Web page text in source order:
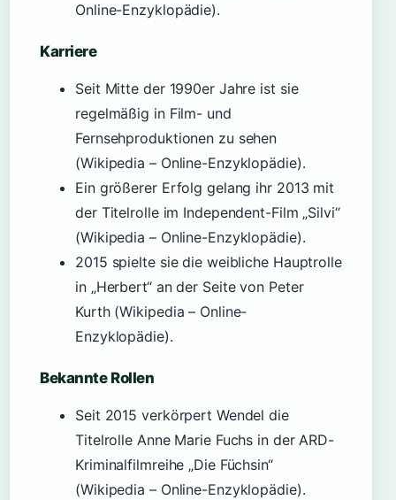
Online-Enzyklopädie).
Karriere
Seit Mitte der 1990er Jahre ist sie
regelmäßig in Film- und
Fernsehproduktionen zu sehen
(Wikipedia – Online-Enzyklopädie).
Ein größerer Erfolg gelang ihr 2013 mit
der Titelrolle im Independent-Film „Silvi“
(Wikipedia – Online-Enzyklopädie).
2015 spielte sie die weibliche Hauptrolle
in „Herbert“ an der Seite von Peter
Kurth (Wikipedia – Online-
Enzyklopädie).
Bekannte Rollen
Seit 2015 verkörpert Wendel die
Titelrolle Anne Marie Fuchs in der ARD-
Kriminalfilmreihe „Die Füchsin“
(Wikipedia – Online-Enzyklopädie).